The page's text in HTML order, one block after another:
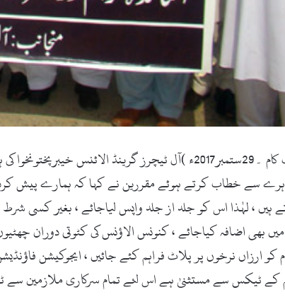
سوات (زما سوات ڈاٹ کام ۔29ستمبر2017ء )آل ٹیچرز
سے خطاب کرتے ہوئے مقررین نے کہا کہ ہمارے پیش
ہیں ، لہٰذا اس کو جلد از جلد واپس لیاجائے ، بغیر کسی
بھی اضافہ کیاجائے ، کنونس الاؤنس کی کٹوتی دوران
ارزاں نرخوں پر پلاٹ فراہم کئے جائیں ، ایجوکیشن
کے ٹیکس سے مستثنیٰ ہے اس لئے تمام سرکاری ملازمین سے